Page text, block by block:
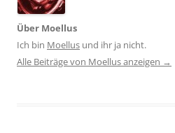
Über Moellus
Ich bin Moellus und ihr ja nicht.
Alle Beiträge von Moellus anzeigen →